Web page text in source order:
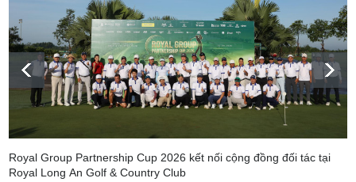
Royal Group Partnership Cup 2026 kết nối cộng đồng đối tác tại
Royal Long An Golf & Country Club